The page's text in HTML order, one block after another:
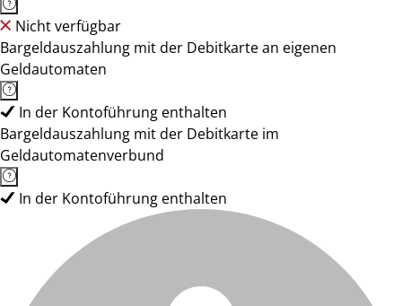
Nicht verfügbar
Bargeldauszahlung mit der Debitkarte an eigenen
Geldautomaten
In der Kontoführung enthalten
Bargeldauszahlung mit der Debitkarte im
Geldautomatenverbund
In der Kontoführung enthalten